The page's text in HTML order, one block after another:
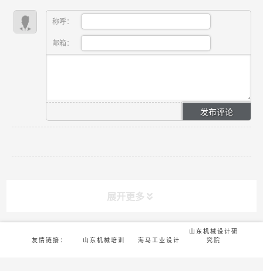
称呼：
邮箱：
展开更多
版权所有©2022-济南海马机械设计有限公司 |鲁ICP备16016777号-7
友情链接： 山东机械培训 海马工业设计
山东机械设计研
究院